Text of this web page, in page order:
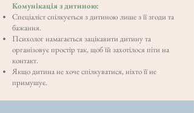
Комунікація з дитиною:
Спеціаліст спілкується з дитиною лише з її згоди та
бажання.
Психолог намагається зацікавити дитину та
організовує простір так, щоб їй захотілося піти на
контакт.
Якщо дитина не хоче спілкуватися, ніхто її не
примушує.